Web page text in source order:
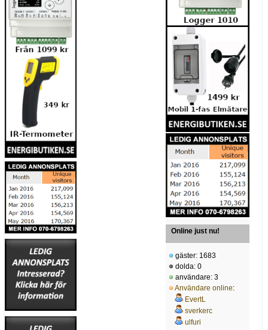
Online just nu!
gäster: 1683
dolda: 0
användare: 3
Användare online:
EvertL
sverkerc
ulfuri